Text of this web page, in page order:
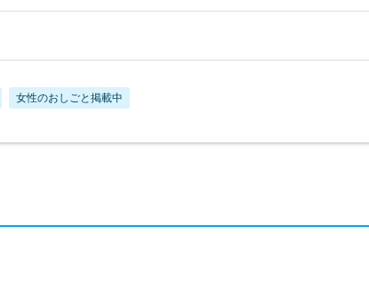
女性のおしごと掲載中